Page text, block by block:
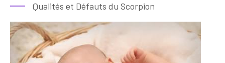
Qualités et Défauts du Scorpion